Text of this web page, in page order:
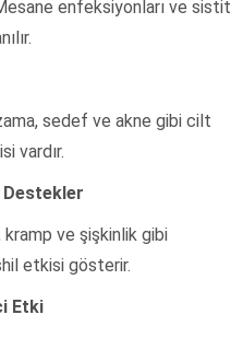
enfeksiyonları ve sistit
sedef ve akne gibi cilt
vardır.
Destekler
ve şişkinlik gibi
etkisi gösterir.
Etki